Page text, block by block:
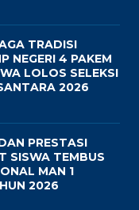
TRADISI
NEGERI 4 PAKEM
LOLOS SELEKSI
2026
PRESTASI
SISWA TEMBUS
MAN 1
2026